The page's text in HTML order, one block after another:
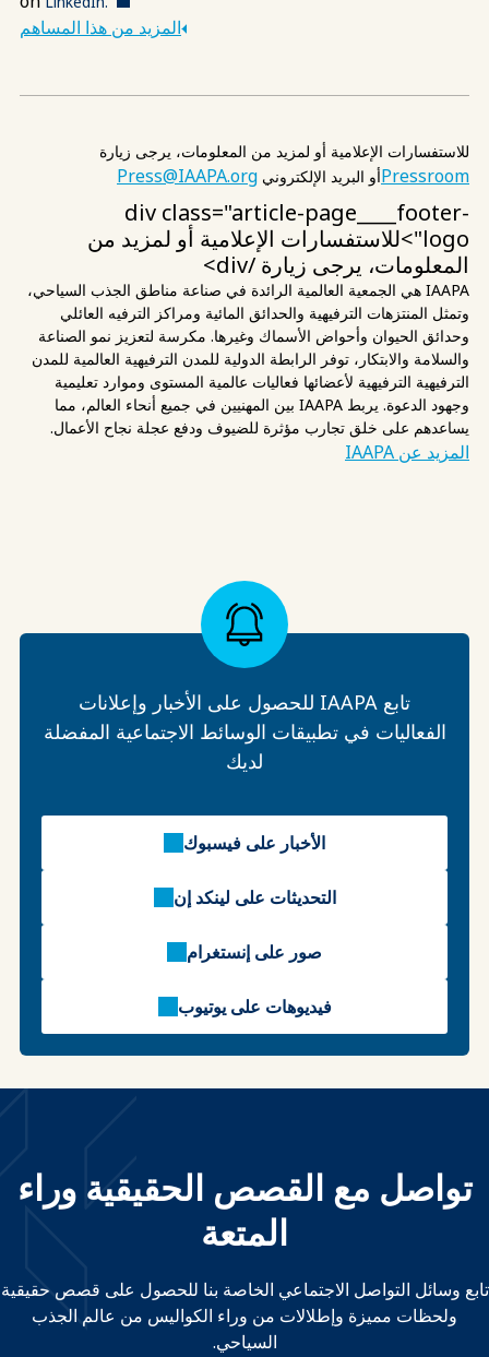
المزيد من هذا المساهم
للاستفسارات الإعلامية أو لمزيد من المعلومات، يرجى زيارة
Pressroomأو البريد الإلكتروني Press@IAAPA.org
div class="article-page____footer-
logo">للاستفسارات الإعلامية أو لمزيد من
المعلومات، يرجى زيارة /div>
IAAPA هي الجمعية العالمية الرائدة في صناعة مناطق الجذب السياحي،
وتمثل المنتزهات الترفيهية والحدائق المائية ومراكز الترفيه العائلي
وحدائق الحيوان وأحواض الأسماك وغيرها. مكرسة لتعزيز نمو الصناعة
والسلامة والابتكار، توفر الرابطة الدولية للمدن الترفيهية العالمية للمدن
الترفيهية الترفيهية لأعضائها فعاليات عالمية المستوى وموارد تعليمية
وجهود الدعوة. يربط IAAPA بين المهنيين في جميع أنحاء العالم، مما
يساعدهم على خلق تجارب مؤثرة للضيوف ودفع عجلة نجاح الأعمال.
المزيد عن IAAPA
تابع IAAPA للحصول على الأخبار وإعلانات
الفعاليات في تطبيقات الوسائط الاجتماعية المفضلة
لديك
الأخبار على فيسبوك
التحديثات على لينكد إن
صور على إنستغرام
فيديوهات على يوتيوب
تواصل مع القصص الحقيقية وراء
المتعة
تابع وسائل التواصل الاجتماعي الخاصة بنا للحصول على قصص حقيقية
ولحظات مميزة وإطلالات من وراء الكواليس من عالم الجذب
السياحي.